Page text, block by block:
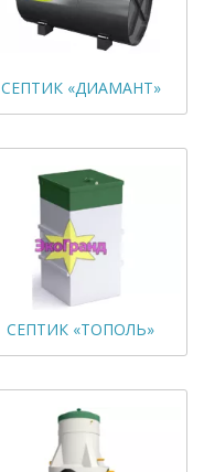
СЕПТИК «ДИАМАНТ»
СЕПТИК «ТОПОЛЬ»